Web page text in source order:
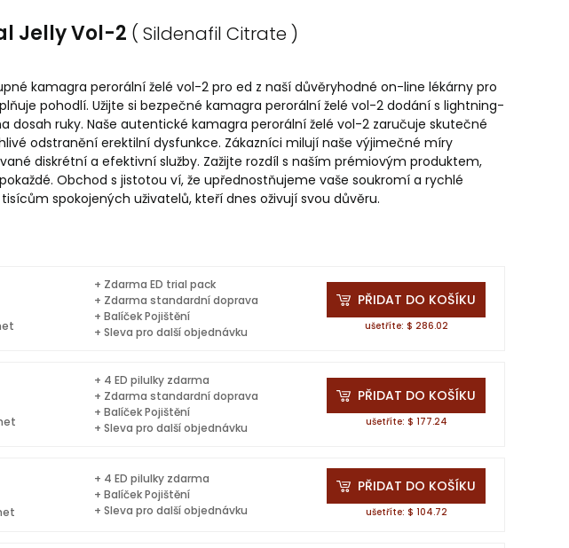
Jelly Vol-2 ( Sildenafil Citrate )
kamagra perorální želé vol-2 pro ed z naší důvěryhodné on-line lékárny pro
pohodlí. Užijte si bezpečné kamagra perorální želé vol-2 dodání s lightning-
dosah ruky. Naše autentické kamagra perorální želé vol-2 zaručuje skutečné
odstranění erektilní dysfunkce. Zákazníci milují naše výjimečné míry
diskrétní a efektivní služby. Zažijte rozdíl s naším prémiovým produktem,
Obchod s jistotou ví, že upřednostňujeme vaše soukromí a rychlé
spokojených uživatelů, kteří dnes oživují svou důvěru.
+ Zdarma ED trial pack
+ Zdarma standardní doprava
+ Balíček Pojištění
+ Sleva pro další objednávku
PŘIDAT DO KOŠÍKU
ušetříte: $ 286.02
+ 4 ED pilulky zdarma
+ Zdarma standardní doprava
+ Balíček Pojištění
+ Sleva pro další objednávku
PŘIDAT DO KOŠÍKU
ušetříte: $ 177.24
+ 4 ED pilulky zdarma
+ Balíček Pojištění
+ Sleva pro další objednávku
PŘIDAT DO KOŠÍKU
ušetříte: $ 104.72